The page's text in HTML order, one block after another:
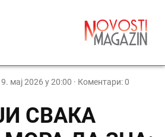
мај 2026 у 20:00 · Коментари: 0
СВАКА